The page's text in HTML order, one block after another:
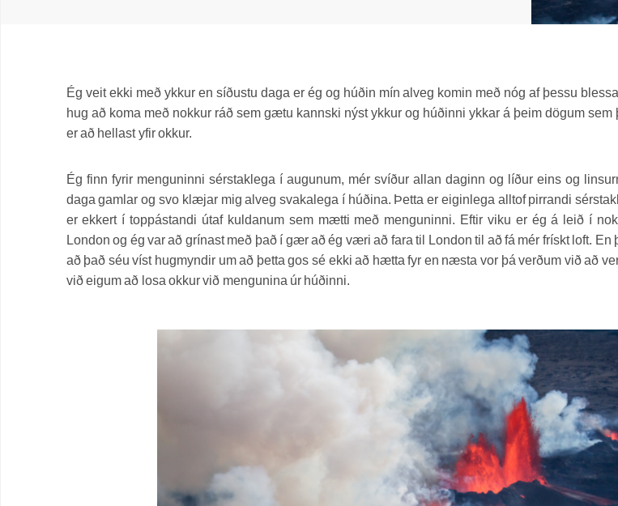
Ég veit ekki með ykkur en síðustu daga er ég og húðin mín alveg komin með nóg af þessu
hug að koma með nokkur ráð sem gætu kannski nýst ykkur og húðinni ykkar á þeim dögum sem
er að hellast yfir okkur.
Ég finn fyrir menguninni sérstaklega í augunum, mér svíður allan daginn og líður eins og
daga gamlar og svo klæjar mig alveg svakalega í húðina. Þetta er eiginlega alltof pirrandi
er ekkert í toppástandi útaf kuldanum sem mætti með menguninni. Eftir viku er ég á leið í
London og ég var að grínast með það í gær að ég væri að fara til London til að fá mér frískt loft. En
að það séu víst hugmyndir um að þetta gos sé ekki að hætta fyr en næsta vor þá verðum við að
við eigum að losa okkur við mengunina úr húðinni.